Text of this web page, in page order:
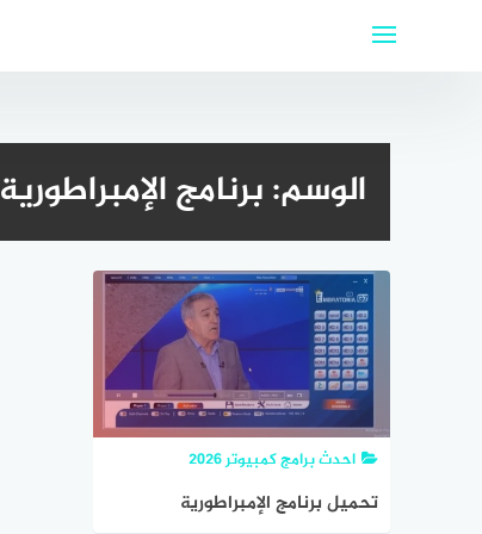
الوسم:برنامج الإمبراطورية embratoria g7 2023
احدث برامج كمبيوتر 2026
تحميل برنامج الإمبراطورية